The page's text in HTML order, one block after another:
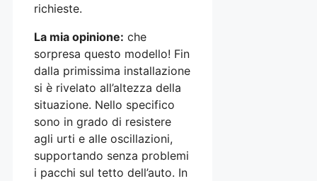
richieste.
La mia opinione: che
sorpresa questo modello! Fin
dalla primissima installazione
si è rivelato all’altezza della
situazione. Nello specifico
sono in grado di resistere
agli urti e alle oscillazioni,
supportando senza problemi
i pacchi sul tetto dell’auto. In